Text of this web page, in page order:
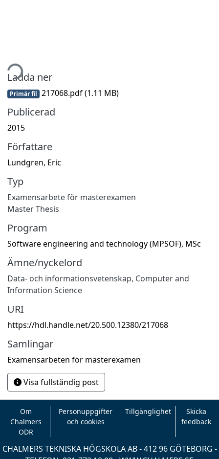
Ladda ner
Primär fil 217068.pdf(1.11 MB)
Publicerad
2015
Författare
Lundgren, Eric
Typ
Examensarbete för masterexamen
Master Thesis
Program
Software engineering and technology (MPSOF), MSc
Ämne/nyckelord
Data- och informationsvetenskap, Computer and
Information Science
URI
https://hdl.handle.net/20.500.12380/217068
Samlingar
Examensarbeten för masterexamen
Visa fullständig post
Om
Chalmers
ODR
Personuppgifter
och cookies
Tillgänglighet
Skicka
feedback
CHALMERS TEKNISKA HÖGSKOLA AB - 412 96 GÖTEBORG -